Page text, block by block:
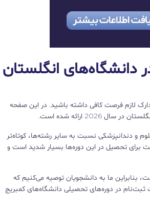
انگلستان
لازم فرصت کافی داشته باشید. در این صفحه
ارائه شده است.
و دندانپزشکی نسبت به سایر رشته‌ها، کوتاه‌تر
برای تحصیل در این دوره‌ها بسیار شدید است و
بنابراین ما به دانشجویان توصیه می‌کنیم که
در دوره‌های تحصیلی دانشگاه‌های کمبریج